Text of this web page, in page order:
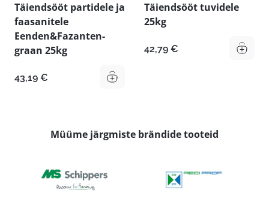
Täiendsööt partidele ja
faasanitele
Eenden&Fazanten-
graan 25kg
43,19 €
Täiendsööt tuvidele
25kg
42,79 €
Müüme järgmiste brändide tooteid